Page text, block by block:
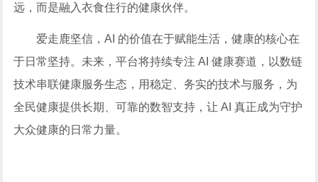
远，而是融入衣食住行的健康伙伴。
爱走鹿坚信，AI 的价值在于赋能生活，健康的核心在
于日常坚持。未来，平台将持续专注 AI 健康赛道，以数链
技术串联健康服务生态，用稳定、务实的技术与服务，为
全民健康提供长期、可靠的数智支持，让 AI 真正成为守护
大众健康的日常力量。